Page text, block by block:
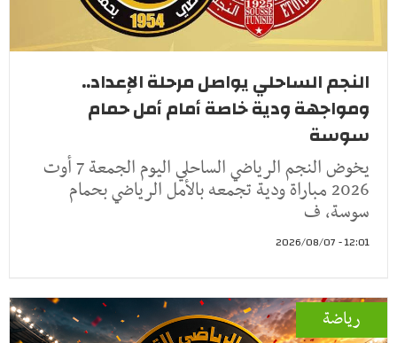
النجم الساحلي يواصل مرحلة الإعداد..
ومواجهة ودية خاصة أمام أمل حمام
سوسة
يخوض النجم الرياضي الساحلي اليوم الجمعة 7 أوت
2026 مباراة ودية تجمعه بالأمل الرياضي بحمام
سوسة، ف
12:01 - 2026/08/07
رياضة